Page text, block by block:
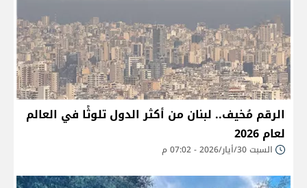
الرقم مُخيف.. لبنان من أكثر الدول تلوثًا في العالم
لعام 2026
السبت 30/أيار/2026 - 07:02 م